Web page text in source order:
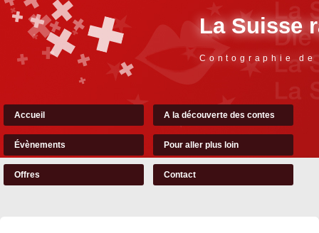
La Suisse
Contographie
Accueil A la découverte des contes
Évènements Pour aller plus loin
Offres Contact